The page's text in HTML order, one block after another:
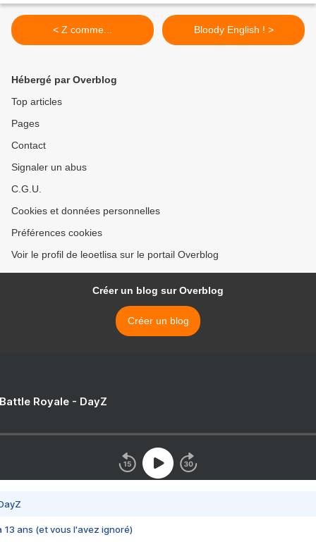
< Z comme... Bloody English ! >
Hébergé par Overblog
Top articles
Pages
Contact
Signaler un abus
C.G.U.
Cookies et données personnelles
Préférences cookies
Voir le profil de leoetlisa sur le portail Overblog
Créer un blog sur Overblog
Créer un blog
Royale - DayZ
13 ans (et vous l'avez ignoré)